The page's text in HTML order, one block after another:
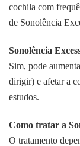
cochila com
de Sonolência
Sonolência
Sim, pode
dirigir) e afetar a
estudos.
Como tratar a
O tratamento